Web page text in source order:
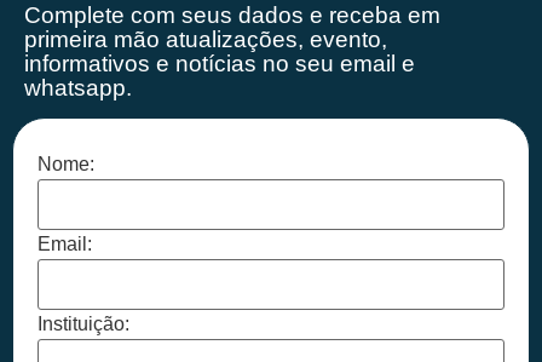
Complete com seus dados e receba em
primeira mão atualizações, evento,
informativos e notícias no seu email e
whatsapp.
Nome:
Email:
Instituição: